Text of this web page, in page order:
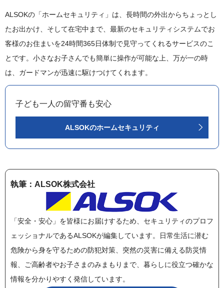
ALSOKの「ホームセキュリティ」は、長時間の外出からちょっとし
たお出かけ、そして在宅中まで、最新のセキュリティシステムでお
客様のお住まいを24時間365日体制で見守ってくれるサービスのこ
とです。小さなお子さんでも簡単に操作が可能な上、万が一の時
は、ガードマンが迅速に駆けつけてくれます。
子ども一人の留守番も安心
ALSOKのホームセキュリティ
執筆：ALSOK株式会社
「安全・安心」を皆様にお届けするため、セキュリティのプロフ
ェッショナルであるALSOKが編集しています。日常生活に潜む
危険から身を守るための防犯対策、突然の災害に備える防災情
報、ご高齢者やお子さまのみまもりまで、暮らしに役立つ確かな
情報を分かりやすく発信しています。